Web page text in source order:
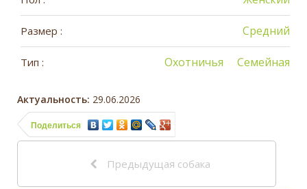
Размер : Средний
Тип : Семейная
Охотничья
Актуальность: 29.06.2026
Поделиться
Предыдущая собака